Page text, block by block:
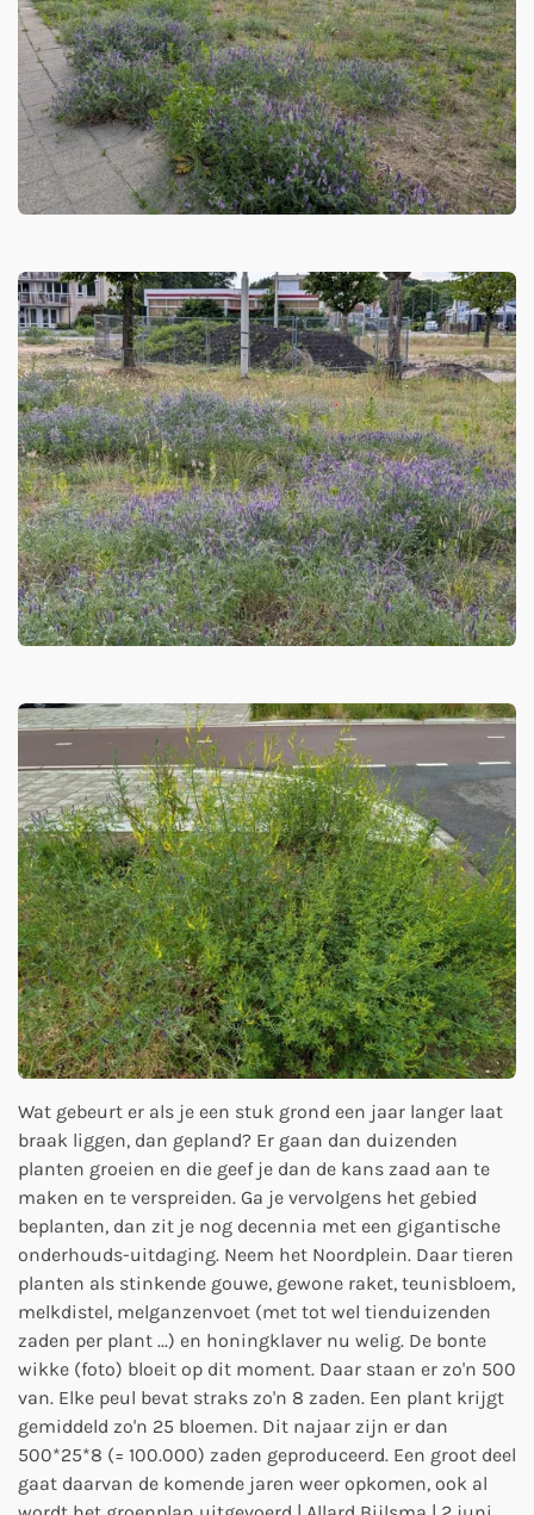
Wat gebeurt er als je een stuk grond een jaar langer laat
braak liggen, dan gepland? Er gaan dan duizenden
planten groeien en die geef je dan de kans zaad aan te
maken en te verspreiden. Ga je vervolgens het gebied
beplanten, dan zit je nog decennia met een gigantische
onderhouds-uitdaging. Neem het Noordplein. Daar tieren
planten als stinkende gouwe, gewone raket, teunisbloem,
melkdistel, melganzenvoet (met tot wel tienduizenden
zaden per plant ...) en honingklaver nu welig. De bonte
wikke (foto) bloeit op dit moment. Daar staan er zo'n 500
van. Elke peul bevat straks zo'n 8 zaden. Een plant krijgt
gemiddeld zo'n 25 bloemen. Dit najaar zijn er dan
500*25*8 (= 100.000) zaden geproduceerd. Een groot deel
gaat daarvan de komende jaren weer opkomen, ook al